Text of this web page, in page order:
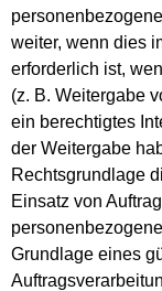
weiter, wenn dies
erforderlich ist,
(z. B. Weitergabe
ein berechtigtes
der Weitergabe
Rechtsgrundlage
Einsatz von
Grundlage eines